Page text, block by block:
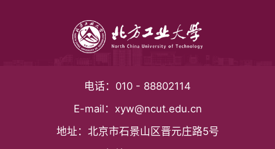
电话： 010 - 88802114
E-mail： xyw@ncut.edu.cn
地址： 北京市石景山区晋元庄路5号